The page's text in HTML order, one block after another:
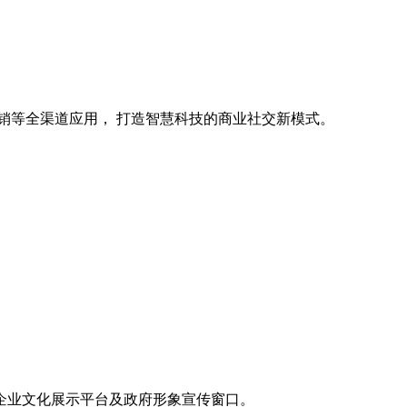
全渠道应用， 打造智慧科技的商业社交新模式。
文化展示平台及政府形象宣传窗口。